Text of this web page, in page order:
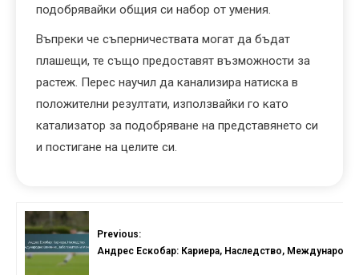
подобрявайки общия си набор от умения.
Въпреки че съперничествата могат да бъдат
плашещи, те също предоставят възможности за
растеж. Перес научил да канализира натиска в
положителни резултати, използвайки го като
катализатор за подобряване на представянето си
и постигане на целите си.
Previous:
Андрес Ескобар: Кариера, Наследство,